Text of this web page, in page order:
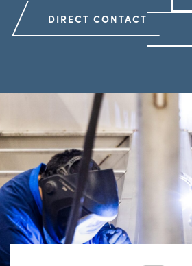
DIRECT CONTACT